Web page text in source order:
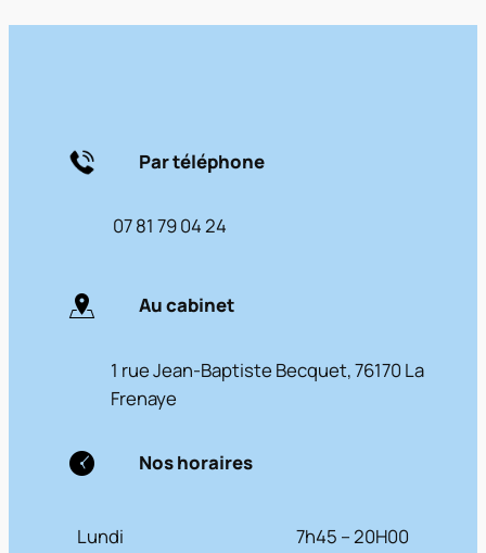
Par téléphone
07 81 79 04 24
Au cabinet
1 rue Jean-Baptiste Becquet, 76170 La
Frenaye
Nos horaires
Lundi
7h45 – 20H00